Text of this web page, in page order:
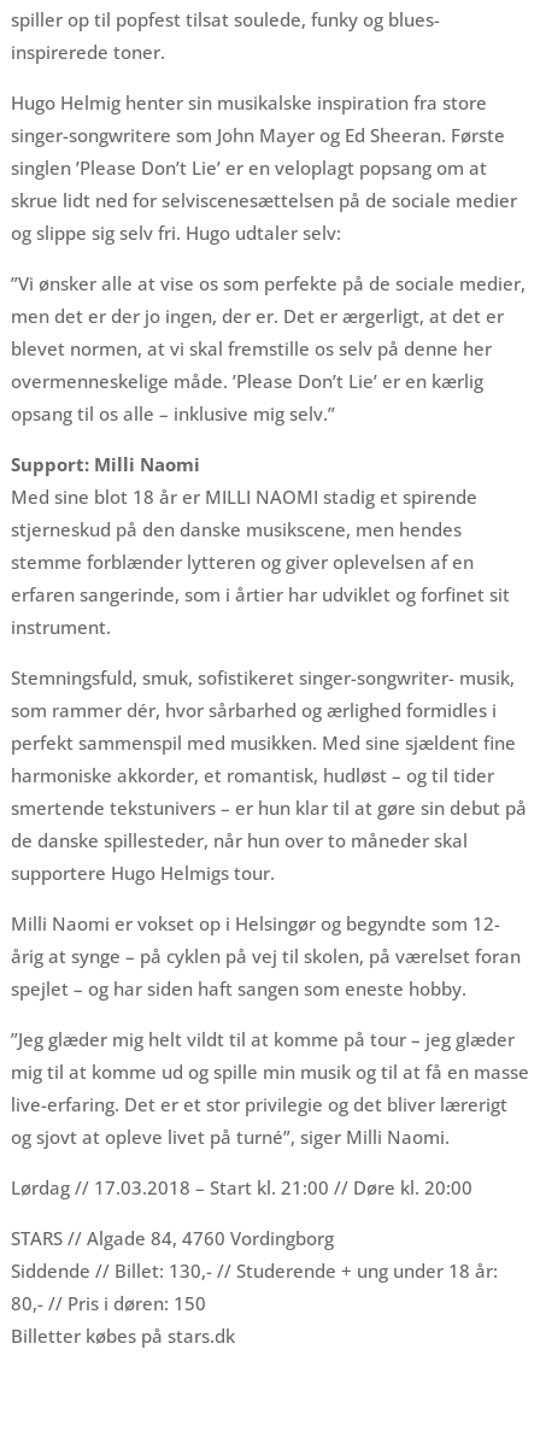
spiller op til popfest tilsat soulede, funky og blues-
inspirerede toner.
Hugo Helmig henter sin musikalske inspiration fra store
singer-songwritere som John Mayer og Ed Sheeran. Første
singlen ’Please Don’t Lie’ er en veloplagt popsang om at
skrue lidt ned for selviscenesættelsen på de sociale medier
og slippe sig selv fri. Hugo udtaler selv:
”Vi ønsker alle at vise os som perfekte på de sociale medier,
men det er der jo ingen, der er. Det er ærgerligt, at det er
blevet normen, at vi skal fremstille os selv på denne her
overmenneskelige måde. ’Please Don’t Lie’ er en kærlig
opsang til os alle – inklusive mig selv.”
Support: Milli Naomi
Med sine blot 18 år er MILLI NAOMI stadig et spirende
stjerneskud på den danske musikscene, men hendes
stemme forblænder lytteren og giver oplevelsen af en
erfaren sangerinde, som i årtier har udviklet og forfinet sit
instrument.
Stemningsfuld, smuk, sofistikeret singer-songwriter- musik,
som rammer dér, hvor sårbarhed og ærlighed formidles i
perfekt sammenspil med musikken. Med sine sjældent fine
harmoniske akkorder, et romantisk, hudløst – og til tider
smertende tekstunivers – er hun klar til at gøre sin debut på
de danske spillesteder, når hun over to måneder skal
supportere Hugo Helmigs tour.
Milli Naomi er vokset op i Helsingør og begyndte som 12-
årig at synge – på cyklen på vej til skolen, på værelset foran
spejlet – og har siden haft sangen som eneste hobby.
”Jeg glæder mig helt vildt til at komme på tour – jeg glæder
mig til at komme ud og spille min musik og til at få en masse
live-erfaring. Det er et stor privilegie og det bliver lærerigt
og sjovt at opleve livet på turné”, siger Milli Naomi.
Lørdag // 17.03.2018 – Start kl. 21:00 // Døre kl. 20:00
STARS // Algade 84, 4760 Vordingborg
Siddende // Billet: 130,- // Studerende + ung under 18 år:
80,- // Pris i døren: 150
Billetter købes på stars.dk